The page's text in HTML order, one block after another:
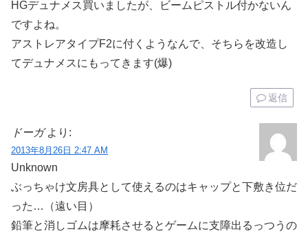
HGデュナメス買いましたが、ビームピストル付かないん
ですよね。
アストレアタイプF2に付くようなんで、そちらを改造し
てデュナメスにもってきます(爆)
返信
ドーガ より:
2013年8月26日 2:47 AM
Unknown
ぶっちゃけ文房具として使えるのはキャップと下敷き位だ
った…（遠い目）
鉛筆と消しゴムは摩耗させるとゲームに支障出るっつうの